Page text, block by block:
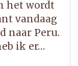
het wordt
vandaag
naar Peru.
ik er…